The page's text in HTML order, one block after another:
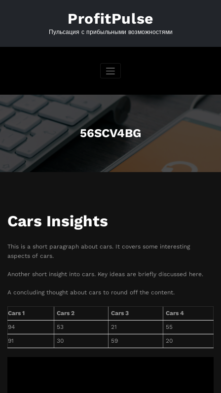
ProfitPulse
Пульсация с прибыльными возможностями
56SCV4BG
Cars Insights
This is a short paragraph about cars. It covers some interesting
aspects of cars.
Another short insight into cars. Key ideas are briefly discussed here.
A concluding thought about cars to round off the content.
Cars 1 Cars 2 Cars 3
Cars 4
94
53 21
55
91
30 59 20